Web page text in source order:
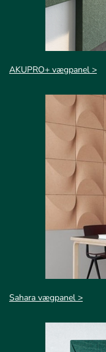
AKUPRO+ vægpanel >
Sahara vægpanel >